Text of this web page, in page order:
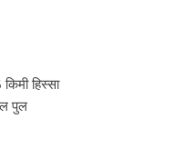
हिस्सा
पुल